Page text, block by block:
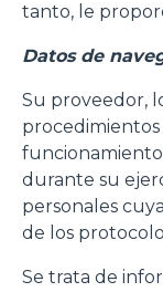
tanto, le
Datos de
Su proveedor,
procedimientos
durante su
personales
de los
Se trata de